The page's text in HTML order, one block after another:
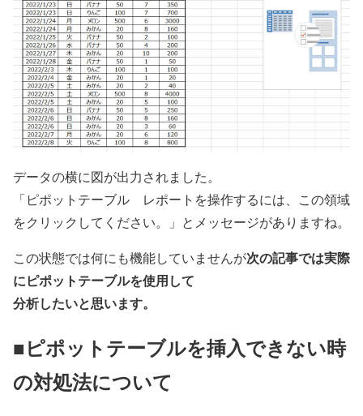
データの横に図が出力されました。
「ピポットテーブル レポートを操作するには、この領域
をクリックしてください。」とメッセージがありますね。
この状態では何にも機能していませんが次の記事では実際
にピポットテーブルを使用して
分析したいと思います。
■ピポットテーブルを挿入できない時
の対処法について